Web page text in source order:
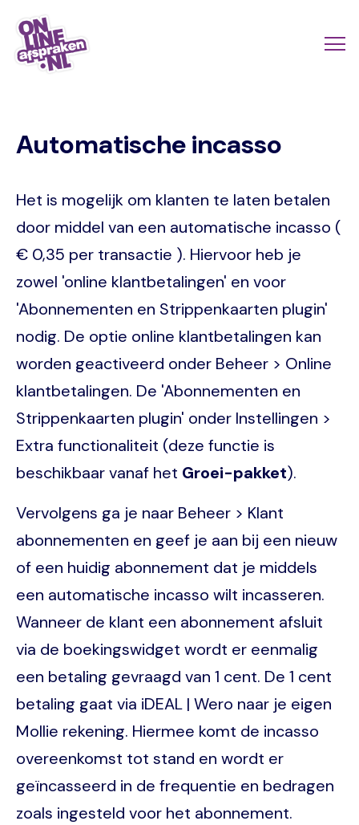
Naar
hoofdinhoud
Automatische incasso
Het is mogelijk om klanten te laten betalen
door middel van een automatische incasso (
€ 0,35 per transactie ). Hiervoor heb je
zowel 'online klantbetalingen' en voor
'Abonnementen en Strippenkaarten plugin'
nodig. De optie online klantbetalingen kan
worden geactiveerd onder Beheer > Online
klantbetalingen. De 'Abonnementen en
Strippenkaarten plugin' onder Instellingen >
Extra functionaliteit (deze functie is
beschikbaar vanaf het Groei-pakket).
Vervolgens ga je naar Beheer > Klant
abonnementen en geef je aan bij een nieuw
of een huidig abonnement dat je middels
een automatische incasso wilt incasseren.
Wanneer de klant een abonnement afsluit
via de boekingswidget wordt er eenmalig
een betaling gevraagd van 1 cent. De 1 cent
betaling gaat via iDEAL | Wero naar je eigen
Mollie rekening. Hiermee komt de incasso
overeenkomst tot stand en wordt er
geïncasseerd in de frequentie en bedragen
zoals ingesteld voor het abonnement.